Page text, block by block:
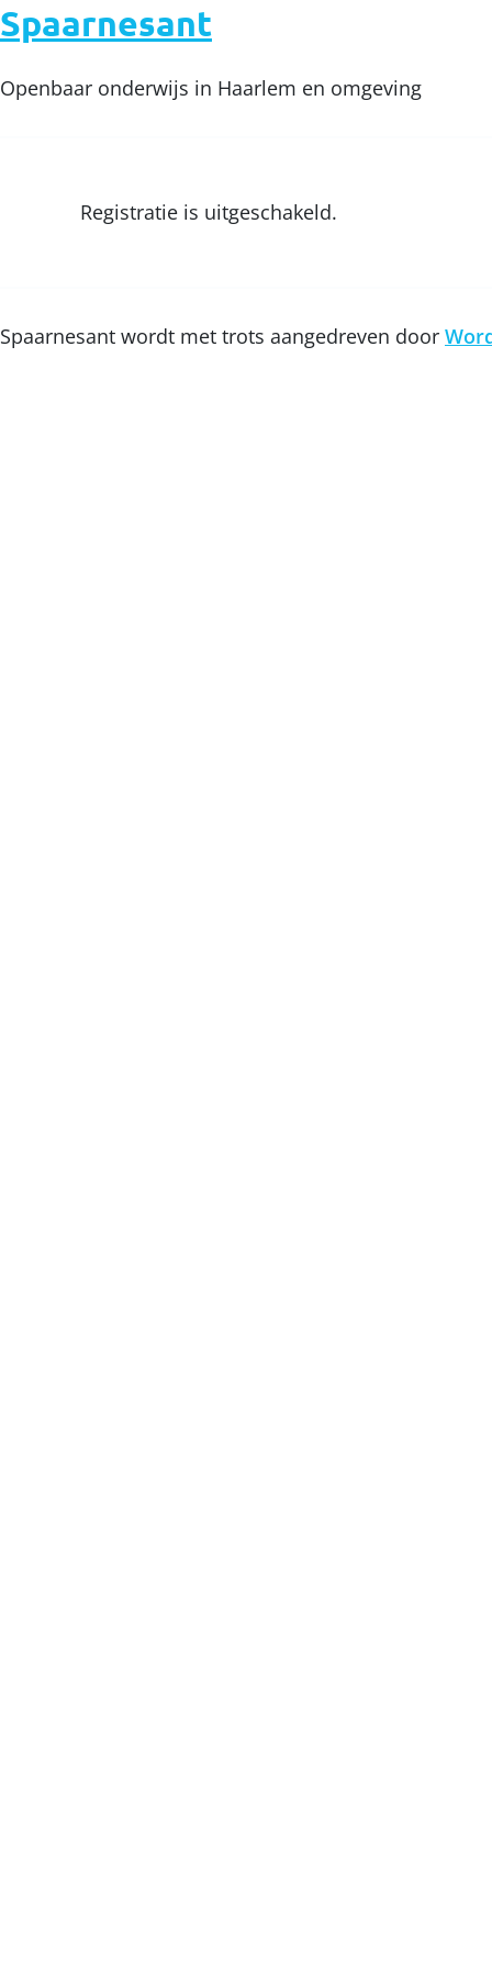
Spaarnesant
Openbaar onderwijs in Haarlem en omgeving
Registratie is uitgeschakeld.
Spaarnesant wordt met trots aangedreven door